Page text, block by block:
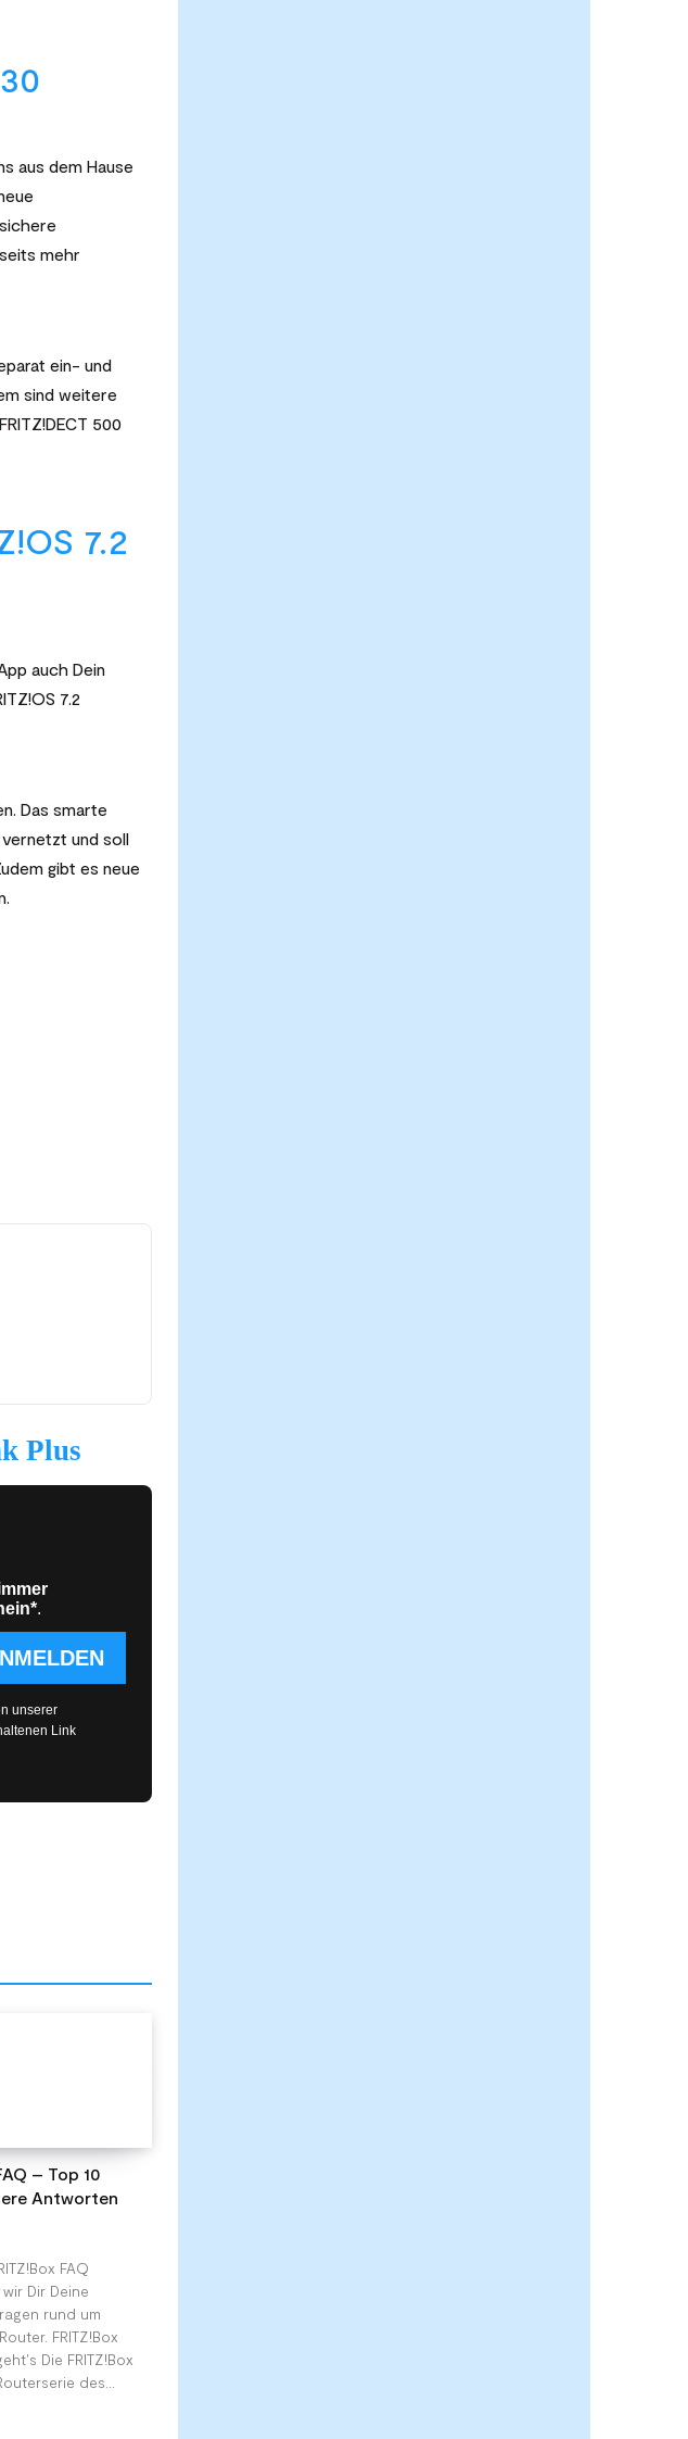
aus dem Hause
mehr
ein- und
sind weitere
FRITZ!DECT 500
7.2
auch Dein
7.2
Das smarte
und soll
gibt es neue
Plus
.
unserer
Link
– Top 10
Antworten
FAQ
Dir Deine
rund um
Die FRITZ!Box
des...